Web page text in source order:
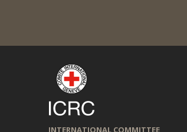
INTERNATIONAL COMMITTEE